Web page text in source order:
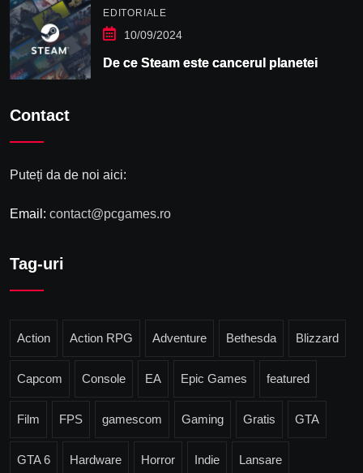
EDITORIALE
10/09/2024
De ce Steam este cancerul planetei
Contact
Puteți da de noi aici:
Email: contact@pcgames.ro
Tag-uri
Action Action RPG Adventure Bethesda Blizzard
Capcom Console EA Epic Games featured
Film FPS gamescom Gaming Gratis GTA
GTA 6 Hardware Horror Indie Lansare